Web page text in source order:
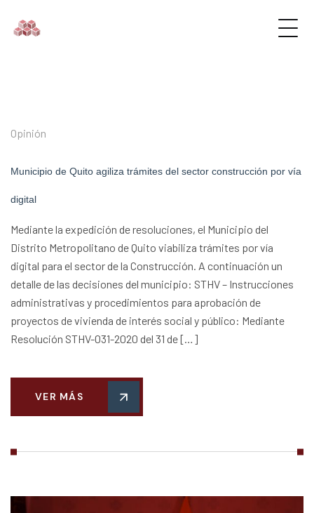
Opinión
Municipio de Quito agiliza trámites del sector construcción por vía
digital
Mediante la expedición de resoluciones, el Municipio del
Distrito Metropolitano de Quito viabiliza trámites por vía
digital para el sector de la Construcción. A continuación un
detalle de las decisiones del municipio: STHV – Instrucciones
administrativas y procedimientos para aprobación de
proyectos de vivienda de interés social y público: Mediante
Resolución STHV-031-2020 del 31 de […]
VER MÁS